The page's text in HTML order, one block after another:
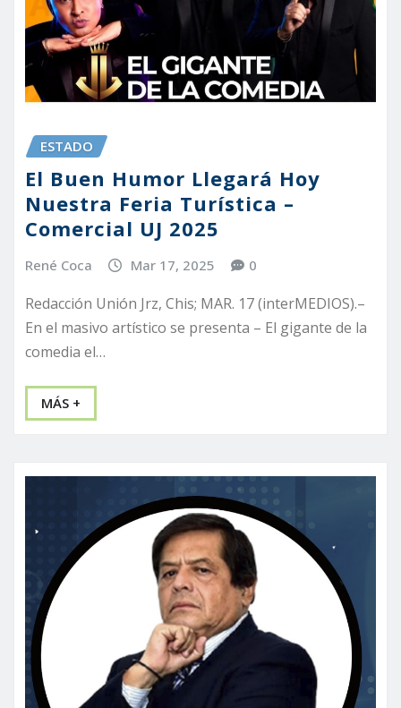
ESTADO
El Buen Humor Llegará Hoy
Nuestra Feria Turística –
Comercial UJ 2025
René Coca Mar 17, 2025 0
Redacción Unión Jrz, Chis; MAR. 17 (interMEDIOS).–
En el masivo artístico se presenta – El gigante de la
comedia el…
MÁS +